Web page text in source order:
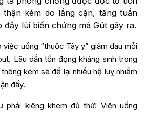
kém do lắng cặn, tăng tuần
đẩy lùi biến chứng mà Gút gây ra.
uống “thuốc Tây y” giảm đau mỗi
Lâu dần tồn đọng kháng sinh trong
kém sẽ để lại nhiều hệ luỵ nhiễm
đấy.
phải kiêng khem đủ thứ! Viên uống